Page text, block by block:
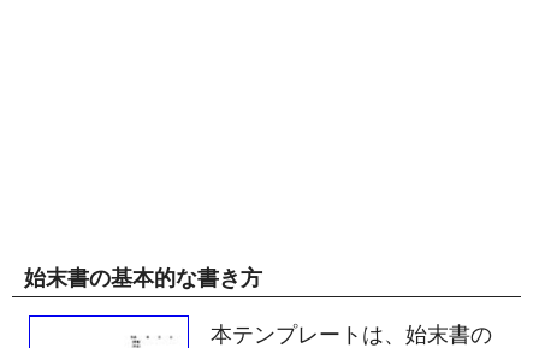
始末書の基本的な書き方
本テンプレートは、始末書の